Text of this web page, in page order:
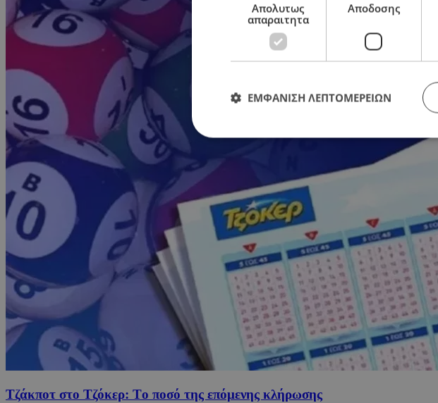
Τζάκποτ στο Τζόκερ: Tο ποσό της επόμενης κλήρωσης
Απολυτως
απαραιτητα
Αποδοσης
ΕΜΦΑΝΙΣΗ ΛΕΠΤΟΜΕΡΕΙΩΝ